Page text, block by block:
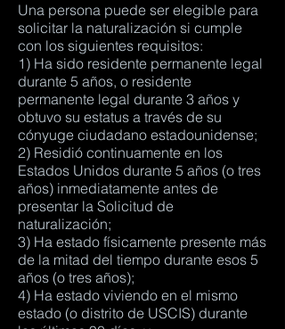
Una persona puede ser elegible para
solicitar la naturalización si cumple
con los siguientes requisitos:
1) Ha sido residente permanente legal
durante 5 años, o residente
permanente legal durante 3 años y
obtuvo su estatus a través de su
cónyuge ciudadano estadounidense;
2) Residió continuamente en los
Estados Unidos durante 5 años (o tres
años) inmediatamente antes de
presentar la Solicitud de
naturalización;
3) Ha estado físicamente presente más
de la mitad del tiempo durante esos 5
años (o tres años);
4) Ha estado viviendo en el mismo
estado (o distrito de USCIS) durante